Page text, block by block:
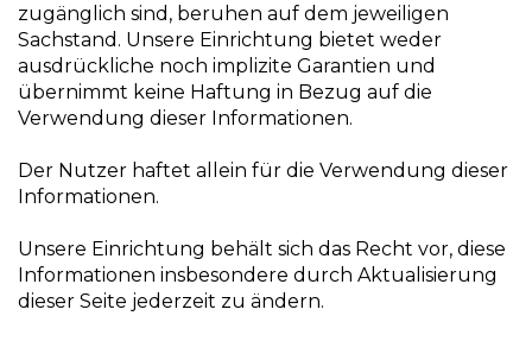
zugänglich sind, beruhen auf dem jeweiligen
Sachstand. Unsere Einrichtung bietet weder
ausdrückliche noch implizite Garantien und
übernimmt keine Haftung in Bezug auf die
Verwendung dieser Informationen.
Der Nutzer haftet allein für die Verwendung dieser
Informationen.
Unsere Einrichtung behält sich das Recht vor, diese
Informationen insbesondere durch Aktualisierung
dieser Seite jederzeit zu ändern.